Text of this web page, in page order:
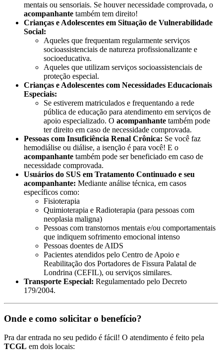
mentais ou sensoriais. Se houver necessidade comprovada, o
acompanhante também tem direito!
Crianças e Adolescentes em Situação de Vulnerabilidade
Social:
Aqueles que frequentam regularmente serviços
socioassistenciais de natureza profissionalizante e
socioeducativa.
Aqueles que utilizam serviços socioassistenciais de
proteção especial.
Crianças e Adolescentes com Necessidades Educacionais
Especiais:
Se estiverem matriculados e frequentando a rede
pública de educação para atendimento em serviços de
apoio especializado. O acompanhante também pode
ter direito em caso de necessidade comprovada.
Pessoas com Insuficiência Renal Crônica: Se você faz
hemodiálise ou diálise, a isenção é para você! E o
acompanhante também pode ser beneficiado em caso de
necessidade comprovada.
Usuários do SUS em Tratamento Continuado e seu
acompanhante: Mediante análise técnica, em casos
específicos como:
Fisioterapia
Quimioterapia e Radioterapia (para pessoas com
neoplasia maligna)
Pessoas com transtornos mentais e/ou comportamentais
que indiquem sofrimento emocional intenso
Pessoas doentes de AIDS
Pacientes atendidos pelo Centro de Apoio e
Reabilitação dos Portadores de Fissura Palatal de
Londrina (CEFIL), ou serviços similares.
Transporte Especial: Regulamentado pelo Decreto
179/2004.
Onde e como solicitar o benefício?
Pra dar entrada no seu pedido é fácil! O atendimento é feito pela
TCGL em dois locais: